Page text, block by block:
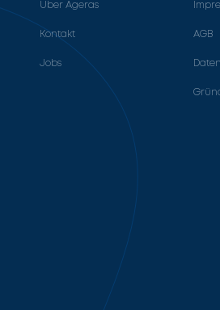
Über Ageras
Kontakt
Jobs
AGB